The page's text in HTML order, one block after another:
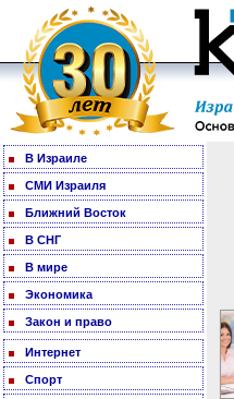
В Израиле
СМИ Израиля
Ближний Восток
В СНГ
В мире
Экономика
Закон и право
Интернет
Спорт